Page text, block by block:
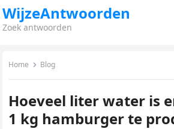
WijzeAntwoorden
Zoek antwoorden
Home Blog
Hoeveel liter water is
1 kg hamburger te